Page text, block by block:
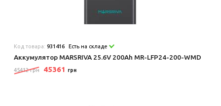
Код товара:931416 Есть на складе
Аккумулятор MARSRIVA 25.6V 200Ah MR-LFP24-200-WMD
45412 грн 45361 грн